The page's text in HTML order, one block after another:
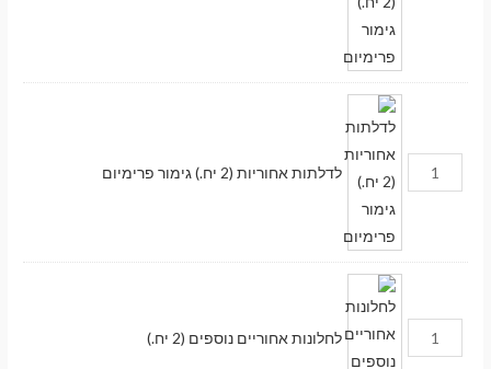
לדלתות אחוריות (2 יח.) גימור פרימיום
לחלונות אחוריים נוספים (2 יח.)